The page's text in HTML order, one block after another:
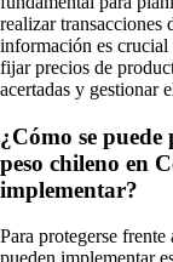
realizar transacciones
información es crucial
fijar precios de
acertadas y gestionar
¿Cómo se
peso chileno en
implementar?
Para protegerse